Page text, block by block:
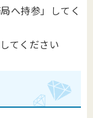
持参」してく
てください